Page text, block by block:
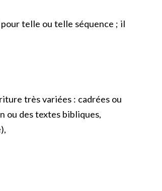
telle ou telle séquence ; il
très variées : cadrées ou
ou des textes bibliques,